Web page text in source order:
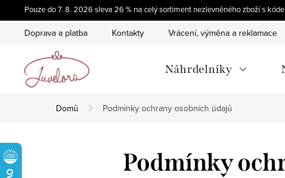
na
Pouze do 7. 8. 2026 sleva 26 % na celý sortiment nezlevněného zboží s
Doprava a platba Kontakty Vrácení, výměna a reklamace
Náhrdelníky
Domů Podmínky ochrany osobních údajů
Podmínky